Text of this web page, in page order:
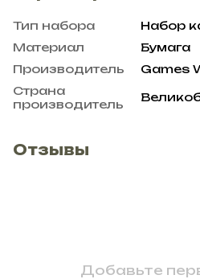
Тип набора
Набор
Материал
Бумага
Производитель
Games
Страна
производитель
Отзывы
Добавьте